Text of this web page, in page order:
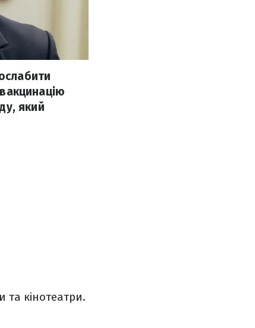
який
та кінотеатри.